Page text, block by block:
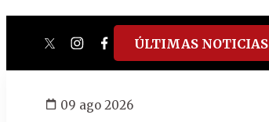
twitterinstagram
facebook
tiktokyoutube
spotify
ÚLTIMAS NOTICIAS
09 ago 2026